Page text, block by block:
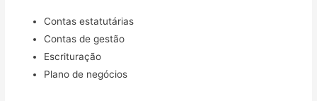
Contas estatutárias
Contas de gestão
Escrituração
Plano de negócios